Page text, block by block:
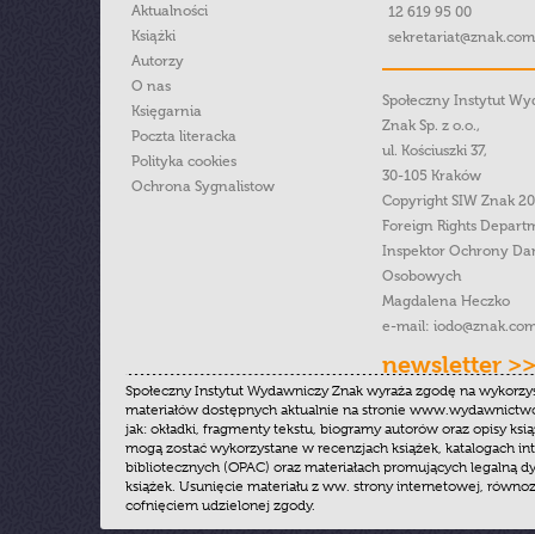
Aktualności
Książki
Autorzy
O nas
Księgarnia
Poczta literacka
Polityka cookies
Ochrona Sygnalistow
12 619 95 00
Społeczny Instytut
Znak Sp. z o.o.,
ul. Kościuszki 37,
30-105 Kraków
Copyright SIW Znak
Foreign Rights
Inspektor Ochrony
Osobowych
Magdalena Heczko
e-mail:
newsletter >>
Społeczny Instytut Wydawniczy Znak wyraża zgodę na
materiałów dostępnych aktualnie na stronie
jak: okładki, fragmenty tekstu, biogramy autorów oraz opisy
mogą zostać wykorzystane w recenzjach książek, katalogach
bibliotecznych (OPAC) oraz materiałach promujących legalną
książek. Usunięcie materiału z ww. strony internetowej,
cofnięciem udzielonej zgody.